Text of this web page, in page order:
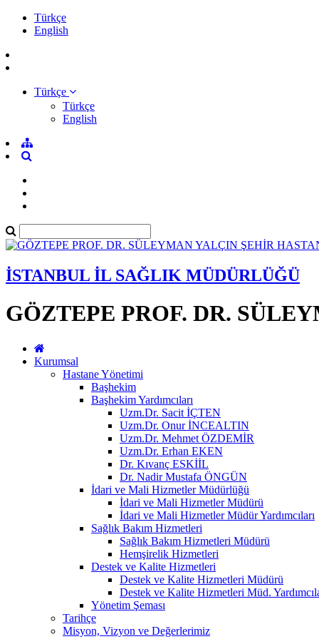
Türkçe
English
Türkçe
Türkçe
English
İSTANBUL İL SAĞLIK MÜDÜRLÜĞÜ
GÖZTEPE PROF. DR.
Kurumsal
Hastane Yönetimi
Başhekim
Başhekim Yardımcıları
Uzm.Dr. Sacit İÇTEN
Uzm.Dr. Onur İNCEALTIN
Uzm.Dr. Mehmet ÖZDEMİR
Uzm.Dr. Erhan EKEN
Dr. Kıvanç ESKİİL
Dr. Nadir Mustafa ÖNGÜN
İdari ve Mali Hizmetler Müdürlüğü
İdari ve Mali Hizmetler Müdürü
İdari ve Mali Hizmetler Müdür Yardımcıları
Sağlık Bakım Hizmetleri
Sağlık Bakım Hizmetleri Müdürü
Hemşirelik Hizmetleri
Destek ve Kalite Hizmetleri
Destek ve Kalite Hizmetleri Müdürü
Destek ve Kalite Hizmetleri Müd.
Yönetim Şeması
Tarihçe
Misyon, Vizyon ve Değerlerimiz